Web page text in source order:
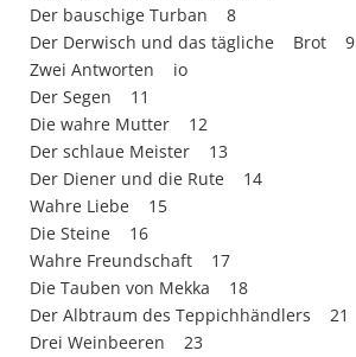
Der bauschige Turban 8
Der Derwisch und das tägliche Brot 9
Zwei Antworten io
Der Segen 11
Die wahre Mutter 12
Der schlaue Meister 13
Der Diener und die Rute 14
Wahre Liebe 15
Die Steine 16
Wahre Freundschaft 17
Die Tauben von Mekka 18
Der Albtraum des Teppichhändlers 21
Drei Weinbeeren 23